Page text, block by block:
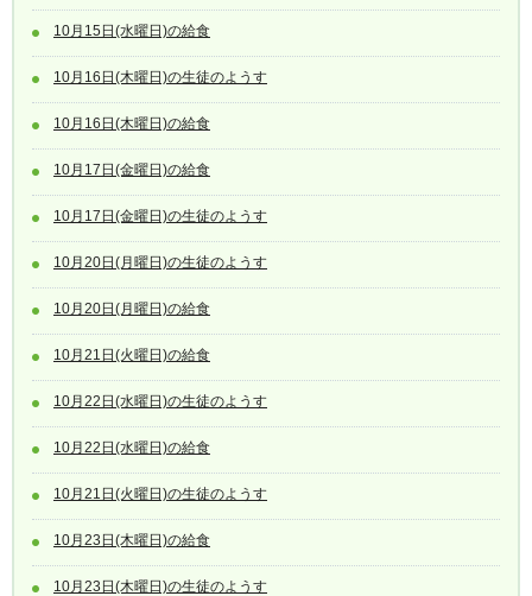
10月15日(水曜日)の給食
10月16日(木曜日)の生徒のようす
10月16日(木曜日)の給食
10月17日(金曜日)の給食
10月17日(金曜日)の生徒のようす
10月20日(月曜日)の生徒のようす
10月20日(月曜日)の給食
10月21日(火曜日)の給食
10月22日(水曜日)の生徒のようす
10月22日(水曜日)の給食
10月21日(火曜日)の生徒のようす
10月23日(木曜日)の給食
10月23日(木曜日)の生徒のようす